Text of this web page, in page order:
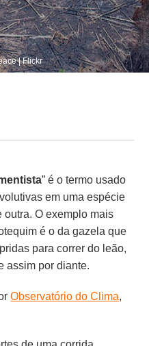
| Flickr
” é o termo usado
em uma espécie
outra. O exemplo mais
é o da gazela que
para correr do leão,
assim por diante.
Observatório do Clima,